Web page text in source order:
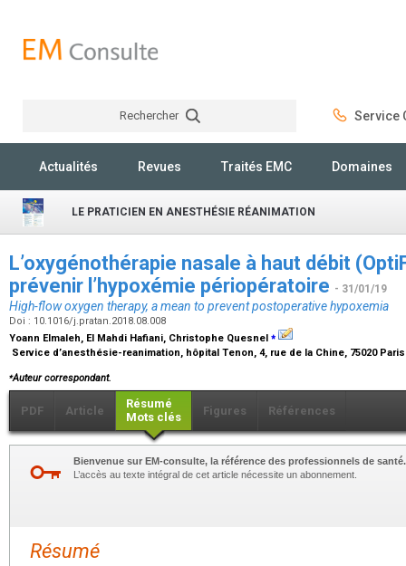
Rechercher Service
Actualités Revues Traités EMC Domaines
LE PRATICIEN EN ANESTHÉSIE RÉANIMATION
L’oxygénothérapie nasale à haut débit
prévenir l’hypoxémie périopératoire - 31/01/19
High-flow oxygen therapy, a mean to prevent postoperative hypoxemia
Doi : 10.1016/j.pratan.2018.08.008
Yoann Elmaleh, El Mahdi Hafiani, Christophe Quesnel ⁎
Service d’anesthésie-reanimation, hôpital Tenon, 4, rue de la Chine, 75020
⁎Auteur correspondant.
PDF Article
Résumé
Mots clés
Figures Références
Bienvenue sur EM-consulte, la référence des professionnels de santé.
L’accès au texte intégral de cet article nécessite un abonnement.
Résumé